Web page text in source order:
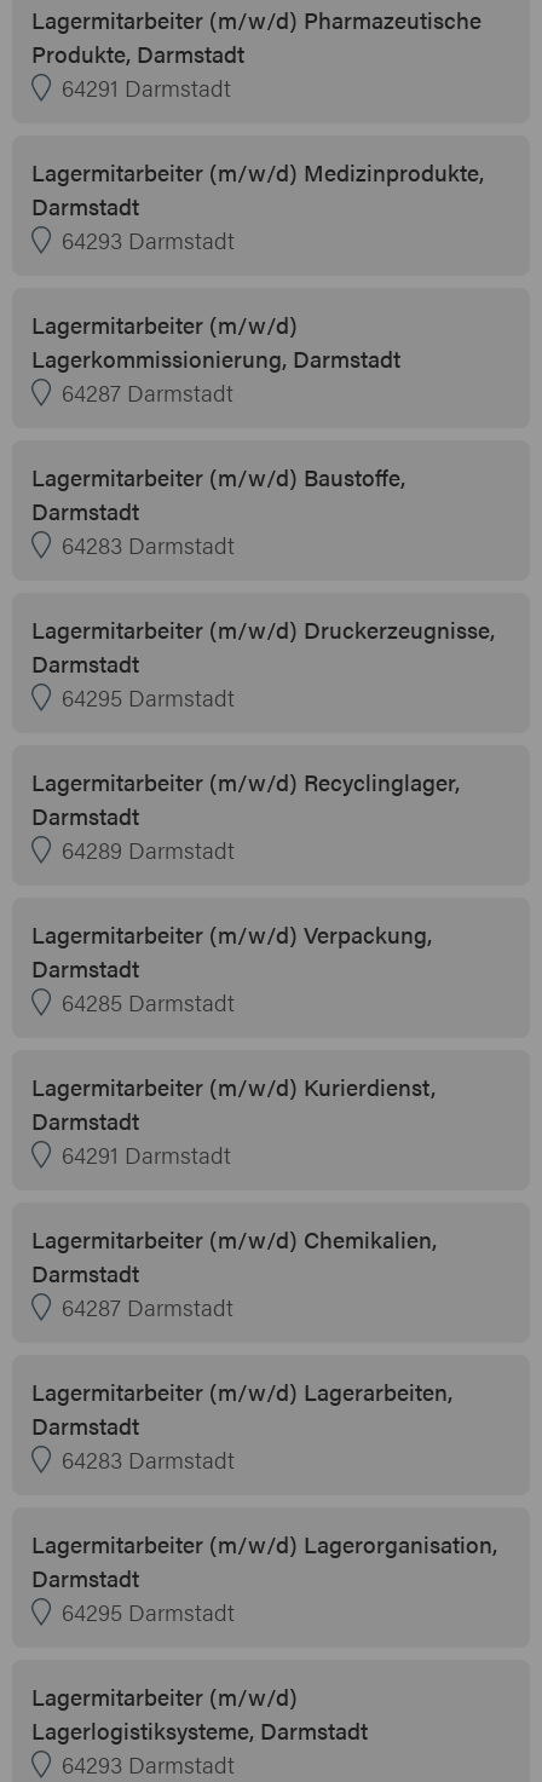
Lagermitarbeiter (m/w/d) Pharmazeutische
Produkte, Darmstadt
64291 Darmstadt
Lagermitarbeiter (m/w/d) Medizinprodukte,
Darmstadt
64293 Darmstadt
Lagermitarbeiter (m/w/d)
Lagerkommissionierung, Darmstadt
64287 Darmstadt
Lagermitarbeiter (m/w/d) Baustoffe,
Darmstadt
64283 Darmstadt
Lagermitarbeiter (m/w/d) Druckerzeugnisse,
Darmstadt
64295 Darmstadt
Lagermitarbeiter (m/w/d) Recyclinglager,
Darmstadt
64289 Darmstadt
Lagermitarbeiter (m/w/d) Verpackung,
Darmstadt
64285 Darmstadt
Lagermitarbeiter (m/w/d) Kurierdienst,
Darmstadt
64291 Darmstadt
Lagermitarbeiter (m/w/d) Chemikalien,
Darmstadt
64287 Darmstadt
Lagermitarbeiter (m/w/d) Lagerarbeiten,
Darmstadt
64283 Darmstadt
Lagermitarbeiter (m/w/d) Lagerorganisation,
Darmstadt
64295 Darmstadt
Lagermitarbeiter (m/w/d)
Lagerlogistiksysteme, Darmstadt
64293 Darmstadt